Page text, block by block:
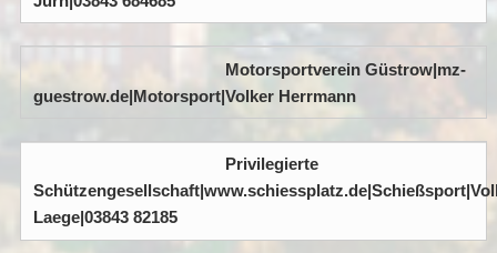
Motorsportverein Güstrow|mz-
guestrow.de|Motorsport|Volker Herrmann
Privilegierte
Laege|03843 82185